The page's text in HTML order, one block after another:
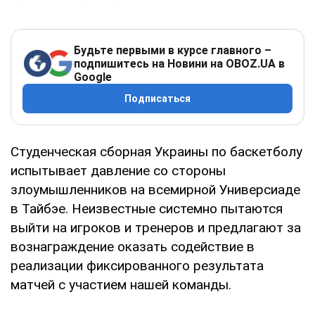
Будьте первыми в курсе главного –
подпишитесь на Новини на OBOZ.UA в
Google
Подписаться
Студенческая сборная Украины по баскетболу
испытывает давление со стороны
злоумышленников на всемирной Универсиаде
в Тайбэе. Неизвестные системно пытаются
выйти на игроков и тренеров и предлагают за
вознаграждение оказать содействие в
реализации фиксированного результата
матчей с участием нашей команды.